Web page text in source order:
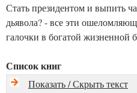
Стать президентом и выпить
дьявола? - все эти
галочки в богатой жизненной
Список книг
Показать / Скрыть текст